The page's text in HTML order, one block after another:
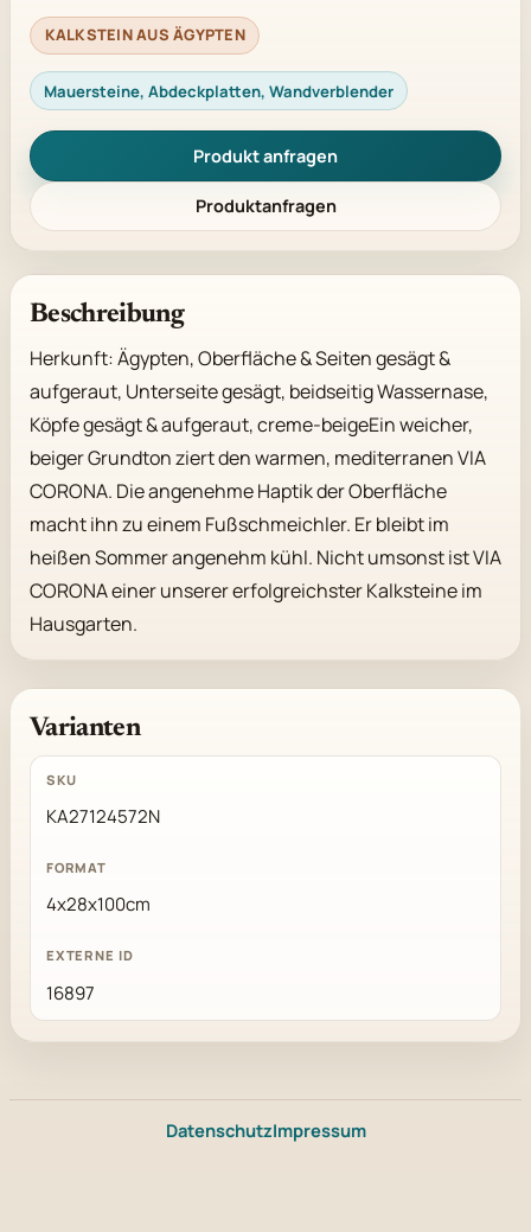
KALKSTEIN AUS ÄGYPTEN
Mauersteine, Abdeckplatten, Wandverblender
Produkt anfragen
Produktanfragen
Beschreibung
Herkunft: Ägypten, Oberfläche & Seiten gesägt &
aufgeraut, Unterseite gesägt, beidseitig Wassernase,
Köpfe gesägt & aufgeraut, creme-beigeEin weicher,
beiger Grundton ziert den warmen, mediterranen VIA
CORONA. Die angenehme Haptik der Oberfläche
macht ihn zu einem Fußschmeichler. Er bleibt im
heißen Sommer angenehm kühl. Nicht umsonst ist VIA
CORONA einer unserer erfolgreichster Kalksteine im
Hausgarten.
Varianten
KA27124572N
4x28x100cm
16897
DatenschutzImpressum